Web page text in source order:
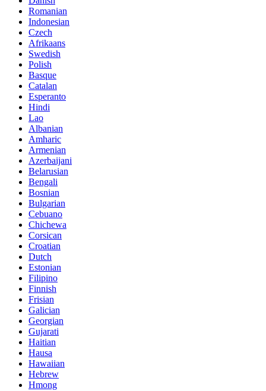
Romanian
Indonesian
Czech
Afrikaans
Swedish
Polish
Basque
Catalan
Esperanto
Hindi
Lao
Albanian
Amharic
Armenian
Azerbaijani
Belarusian
Bengali
Bosnian
Bulgarian
Cebuano
Chichewa
Corsican
Croatian
Dutch
Estonian
Filipino
Finnish
Frisian
Galician
Georgian
Gujarati
Haitian
Hausa
Hawaiian
Hebrew
Hmong